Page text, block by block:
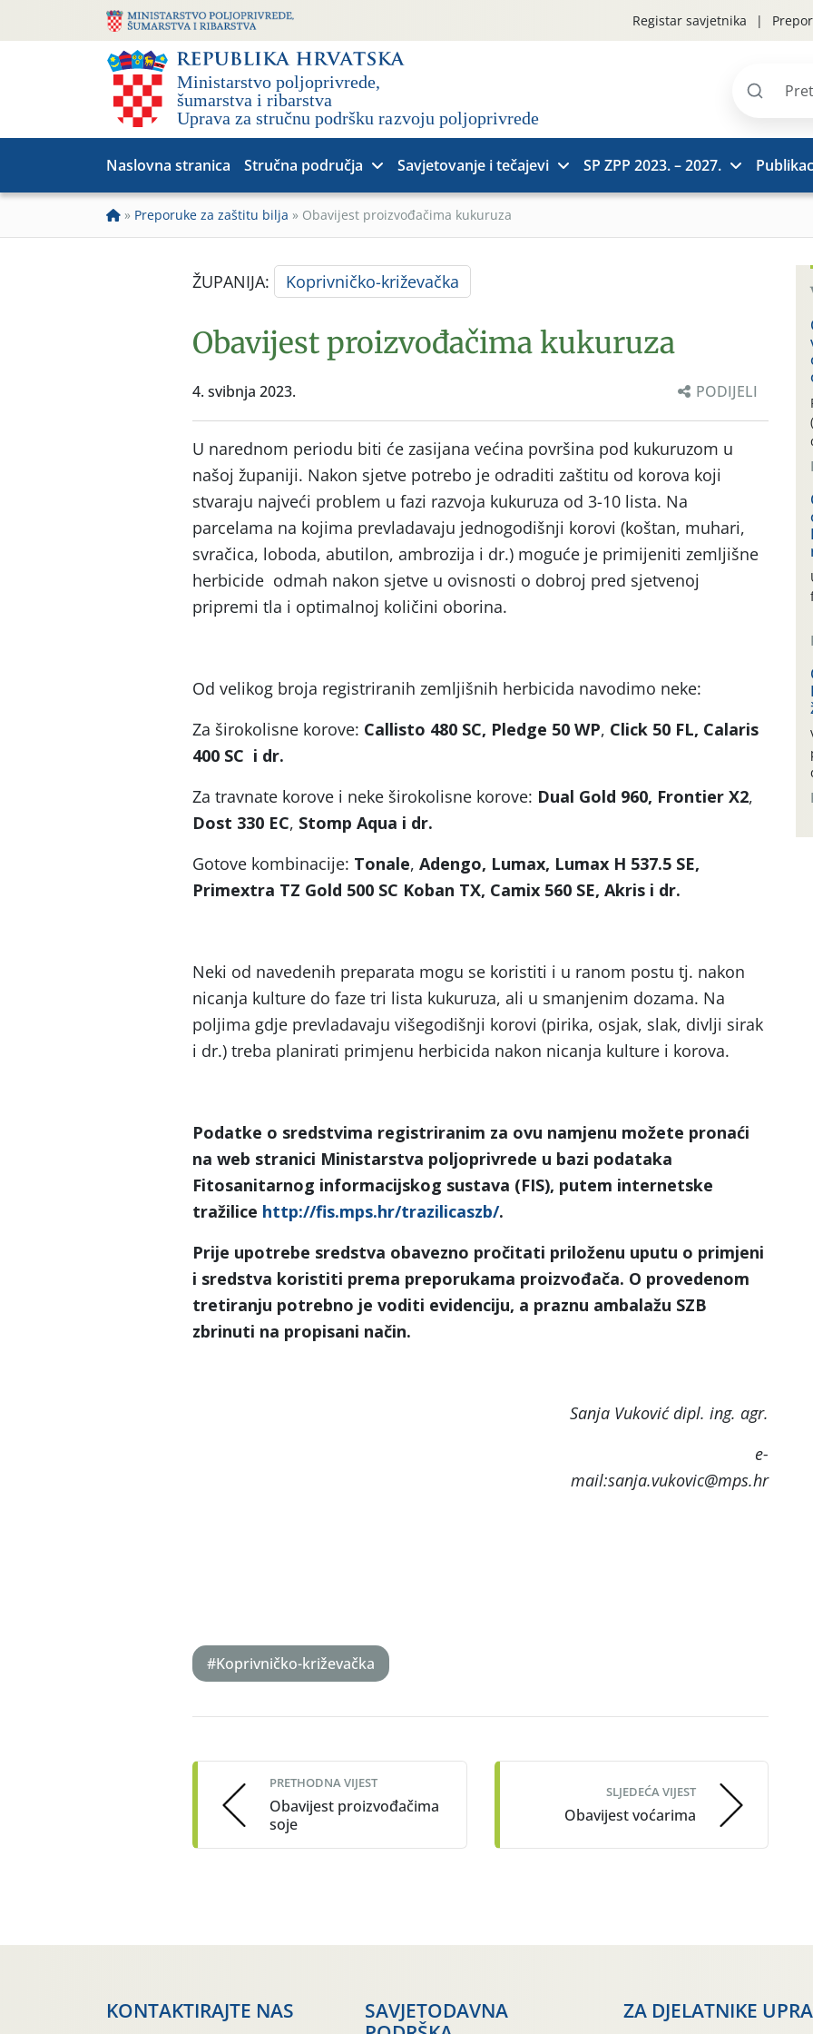
Registar savjetnika
Pretraži
Naslovna stranica Stručna područja Savjetovanje i tečajevi SP ZPP 2023. – 2027.
» Preporuke za zaštitu bilja » Obavijest proizvođačima kukuruza
ŽUPANIJA: Koprivničko-križevačka
Obavijest proizvođačima kukuruza
4. svibnja 2023. PODIJELI
U narednom periodu biti će zasijana većina površina pod kukuruzom u
našoj županiji. Nakon sjetve potrebo je odraditi zaštitu od korova koji
stvaraju najveći problem u fazi razvoja kukuruza od 3-10 lista. Na
parcelama na kojima prevladavaju jednogodišnji korovi (koštan, muhari,
svračica, loboda, abutilon, ambrozija i dr.) moguće je primijeniti zemljišne
herbicide odmah nakon sjetve u ovisnosti o dobroj pred sjetvenoj
pripremi tla i optimalnoj količini oborina.
Od velikog broja registriranih zemljišnih herbicida navodimo neke:
Za širokolisne korove: Callisto 480 SC, Pledge 50 WP, Click 50 FL, Calaris
400 SC i dr.
Za travnate korove i neke širokolisne korove: Dual Gold 960, Frontier X2,
Dost 330 EC, Stomp Aqua i dr.
Gotove kombinacije: Tonale, Adengo, Lumax, Lumax H 537.5 SE,
Primextra TZ Gold 500 SC Koban TX, Camix 560 SE, Akris i dr.
Neki od navedenih preparata mogu se koristiti i u ranom postu tj. nakon
nicanja kulture do faze tri lista kukuruza, ali u smanjenim dozama. Na
poljima gdje prevladavaju višegodišnji korovi (pirika, osjak, slak, divlji sirak
i dr.) treba planirati primjenu herbicida nakon nicanja kulture i korova.
Podatke o sredstvima registriranim za ovu namjenu možete pronaći
na web stranici Ministarstva poljoprivrede u bazi podataka
Fitosanitarnog informacijskog sustava (FIS), putem internetske
tražilice http://fis.mps.hr/trazilicaszb/.
Prije upotrebe sredstva obavezno pročitati priloženu uputu o primjeni
i sredstva koristiti prema preporukama proizvođača. O provedenom
tretiranju potrebno je voditi evidenciju, a praznu ambalažu SZB
zbrinuti na propisani način.
Sanja Vuković dipl. ing. agr.
e-
mail:sanja.vukovic@mps.hr
#Koprivničko-križevačka
navigation
PRETHODNA VIJEST
Obavijest proizvođačima
soje
SLJEDEĆA VIJEST
Obavijest voćarima
KONTAKTIRAJTE NAS
SAVJETODAVNA
ZA DJELATNIKE